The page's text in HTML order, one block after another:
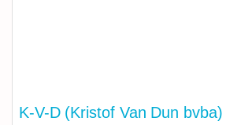
K-V-D (Kristof Van Dun bvba)